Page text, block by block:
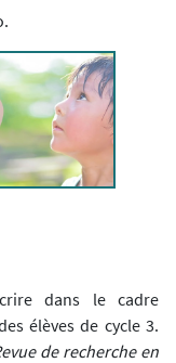
dans le cadre
élèves de cycle 3.
de recherche en